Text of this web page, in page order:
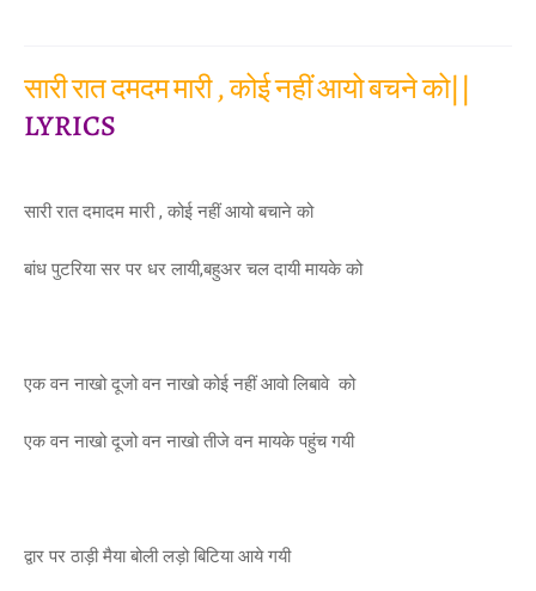
सारी रात दमदम मारी , कोई नहीं आयो बचने को||
LYRICS
सारी रात दमादम मारी , कोई नहीं आयो बचाने को
बांध पुटरिया सर पर धर लायी,बहुअर चल दायी मायके को
एक वन नाखो दूजो वन नाखो कोई नहीं आवो लिबावे को
एक वन नाखो दूजो वन नाखो तीजे वन मायके पहुंच गयी
द्वार पर ठाड़ी मैया बोली लड़ो बिटिया आये गयी